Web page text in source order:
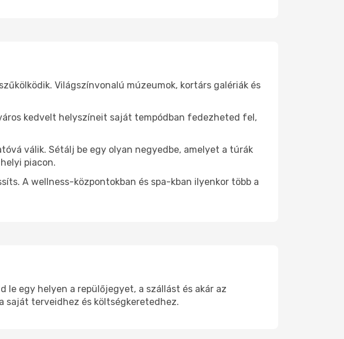
Világszínvonalú múzeumok, kortárs galériák és
kedvelt helyszíneit saját tempódban fedezheted fel,
válik. Sétálj be egy olyan negyedbe, amelyet a túrák
piacon.
A wellness-központokban és spa-kban ilyenkor több a
le egy helyen a repülőjegyet, a szállást és akár az
saját terveidhez és költségkeretedhez.